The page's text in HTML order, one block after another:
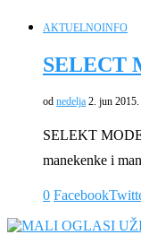
AKTUELNOINFO
SELECT
od nedelja 2. jun 2015.
SELEKT
manekenke i
0 Facebook